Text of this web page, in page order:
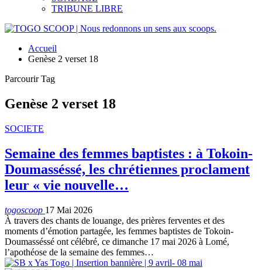
TRIBUNE LIBRE
Accueil
Genèse 2 verset 18
Parcourir Tag
Genèse 2 verset 18
SOCIETE
Semaine des femmes baptistes : à Tokoin-
Doumasséssé, les chrétiennes proclament
leur « vie nouvelle…
togoscoop 17 Mai 2026
À travers des chants de louange, des prières ferventes et des
moments d’émotion partagée, les femmes baptistes de Tokoin-
Doumasséssé ont célébré, ce dimanche 17 mai 2026 à Lomé,
l’apothéose de la semaine des femmes…